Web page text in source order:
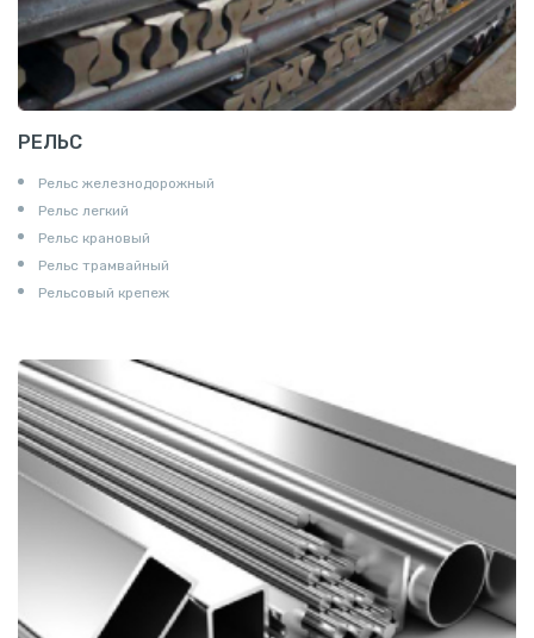
РЕЛЬС
Рельс железнодорожный
Рельс легкий
Рельс крановый
Рельс трамвайный
Рельсовый крепеж